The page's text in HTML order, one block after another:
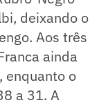
deixando o
Aos três
ainda
enquanto o
a 31. A